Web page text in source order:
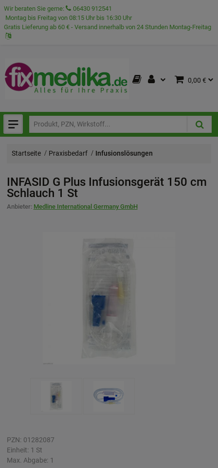
Wir beraten Sie gerne:
06430 912541
Montag bis Freitag von 08:15 Uhr bis 16:30 Uhr
Gratis Lieferung ab 60 € - Versand innerhalb von 24 Stunden Montag-Freitag
0,00 €
Startseite Praxisbedarf Infusionslösungen
INFASID G Plus Infusionsgerät 150 cm
Schlauch 1 St
Anbieter: Medline International Germany GmbH
PZN: 01282087
Einheit: 1 St
Max. Abgabe: 1